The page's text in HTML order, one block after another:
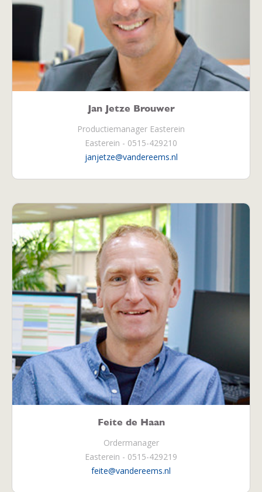
Jan Jetze Brouwer
Productiemanager Easterein
Easterein - 0515-429210
janjetze@vandereems.nl
Feite de Haan
Ordermanager
Easterein - 0515-429219
feite@vandereems.nl